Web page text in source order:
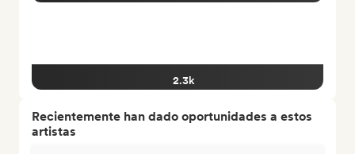
2.3k
Recientemente han dado oportunidades a estos
artistas